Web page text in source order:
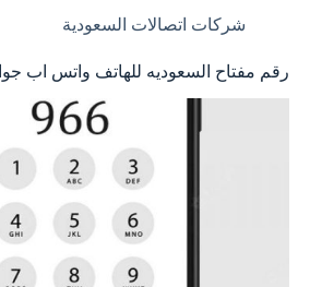
شركات اتصالات السعودية
رقم مفتاح السعوديه للهاتف واتس اب